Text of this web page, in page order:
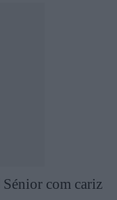
com cariz